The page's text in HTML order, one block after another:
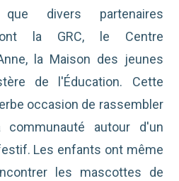
divers partenaires
la GRC, le Centre
la Maison des jeunes
de l'Éducation. Cette
occasion de rassembler
autour d'un
Les enfants ont même
les mascottes de